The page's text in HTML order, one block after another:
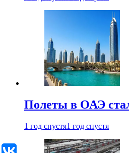
Полеты в ОАЭ
1 год спустя1 год спустя